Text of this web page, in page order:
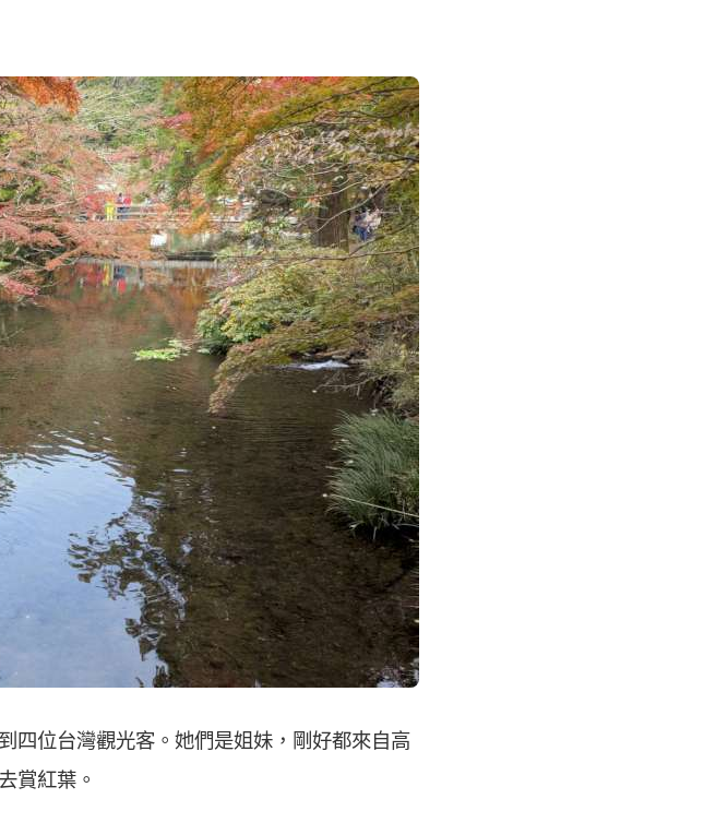
四位台灣觀光客。她們是姐妹，剛好都來自高
賞紅葉。